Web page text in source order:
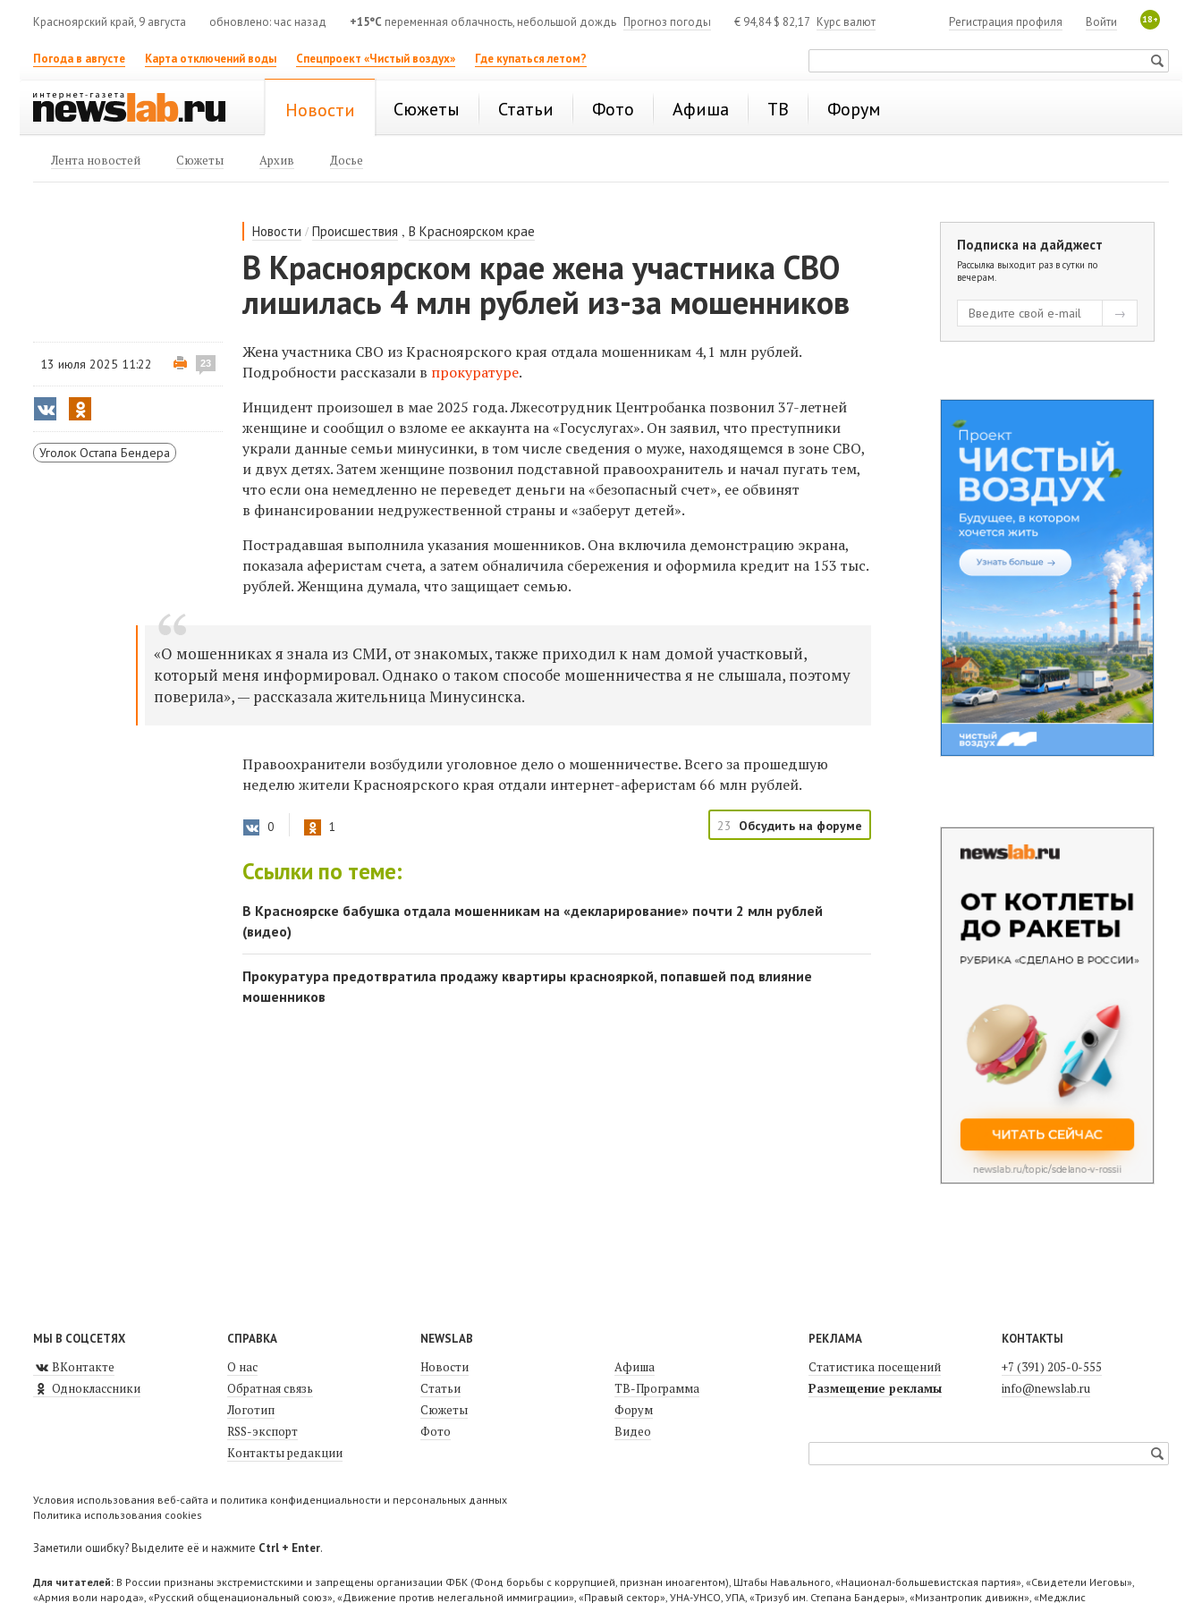
Красноярский край, 9 августа обновлено: час назад +15°C переменная облачность, небольшой дождь Прогноз погоды € 94,84$ 82,17 Курс валют 18+
Войти
Регистрация профиля
Погода в августе Карта отключений воды Спецпроект «Чистый воздух» Где купаться летом?
Новости Сюжеты Статьи Фото Афиша ТВ Форум
Лента новостей Сюжеты Архив Досье
Новости /Происшествия ,В Красноярском крае
В Красноярском крае жена участника СВО
лишилась 4 млн рублей из-за мошенников
13 июля 2025 11:22 23
Уголок Остапа Бендера
Жена участника СВО из Красноярского края отдала мошенникам 4,1 млн рублей.
Подробности рассказали в прокуратуре.
Инцидент произошел в мае 2025 года. Лжесотрудник Центробанка позвонил 37-летней
женщине и сообщил о взломе ее аккаунта на «Госуслугах». Он заявил, что преступники
украли данные семьи минусинки, в том числе сведения о муже, находящемся в зоне СВО,
и двух детях. Затем женщине позвонил подставной правоохранитель и начал пугать тем,
что если она немедленно не переведет деньги на «безопасный счет», ее обвинят
в финансировании недружественной страны и «заберут детей».
Пострадавшая выполнила указания мошенников. Она включила демонстрацию экрана,
показала аферистам счета, а затем обналичила сбережения и оформила кредит на 153 тыс.
рублей. Женщина думала, что защищает семью.
«О мошенниках я знала из СМИ, от знакомых, также приходил к нам домой участковый,
который меня информировал. Однако о таком способе мошенничества я не слышала, поэтому
поверила», — рассказала жительница Минусинска.
Правоохранители возбудили уголовное дело о мошенничестве. Всего за прошедшую
неделю жители Красноярского края отдали интернет-аферистам 66 млн рублей.
0 1 23 Обсудить на форуме
Ссылки по теме:
В Красноярске бабушка отдала мошенникам на «декларирование» почти 2 млн рублей
(видео)
Прокуратура предотвратила продажу квартиры краснояркой, попавшей под влияние
мошенников
Подписка на дайджест
Рассылка выходит раз в сутки по
вечерам.
МЫ В СОЦСЕТЯХ
ВКонтакте
Одноклассники
СПРАВКА
О нас
Обратная связь
Логотип
RSS-экспорт
Контакты редакции
NEWSLAB
Новости
Статьи
Сюжеты
Фото
Афиша
ТВ-Программа
Форум
Видео
РЕКЛАМА
Статистика посещений
Размещение рекламы
КОНТАКТЫ
+7 (391) 205-0-555
info@newslab.ru
Условия использования веб-сайта и политика конфиденциальности и персональных данных
Политика использования cookies
Заметили ошибку? Выделите её и нажмите Ctrl + Enter.
Для читателей: В России признаны экстремистскими и запрещены организации ФБК (Фонд борьбы с коррупцией, признан иноагентом), Штабы Навального, «Национал-большевистская партия», «Свидетели Иеговы»,
«Армия воли народа», «Русский общенациональный союз», «Движение против нелегальной иммиграции», «Правый сектор», УНА-УНСО, УПА, «Тризуб им. Степана Бандеры», «Мизантропик дивижн», «Меджлис